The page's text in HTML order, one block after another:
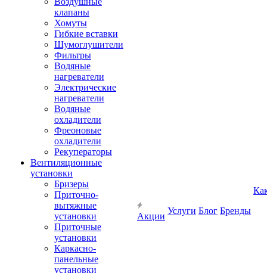
клапаны
Хомуты
Гибкие вставки
Шумоглушители
Фильтры
Водяные
нагреватели
Электрические
нагреватели
Водяные
охладители
Фреоновые
охладители
Рекуператоры
Вентиляционные
установки
Бризеры
Приточно-
вытяжные
установки
Приточные
установки
Каркасно-
панельные
установки
Акции
Услуги Блог Бренды